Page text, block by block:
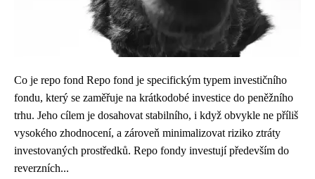
Co je repo fond Repo fond je specifickým typem investičního
fondu, který se zaměřuje na krátkodobé investice do peněžního
trhu. Jeho cílem je dosahovat stabilního, i když obvykle ne příliš
vysokého zhodnocení, a zároveň minimalizovat riziko ztráty
investovaných prostředků. Repo fondy investují především do
reverzních...